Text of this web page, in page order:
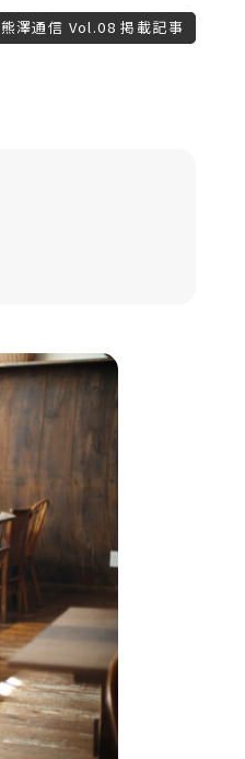
熊澤通信 Vol.08 掲載記事